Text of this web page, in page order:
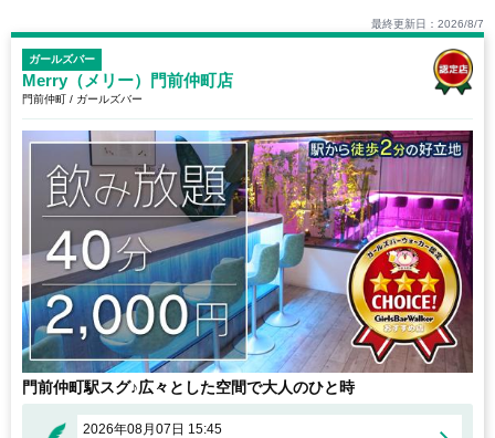
最終更新日：2026/8/7
ガールズバー
Merry（メリー）門前仲町店
門前仲町 / ガールズバー
門前仲町駅スグ♪広々とした空間で大人のひと時
2026年08月07日 15:45